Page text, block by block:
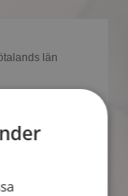
län
singlarna.